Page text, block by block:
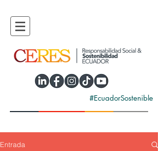
#EcuadorSostenible
Entrada